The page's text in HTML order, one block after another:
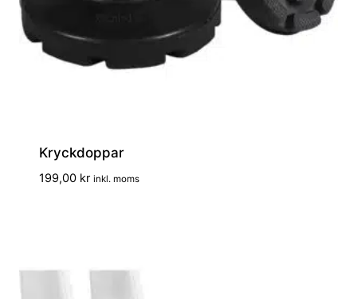
Kryckdoppar
199,00 kr inkl. moms